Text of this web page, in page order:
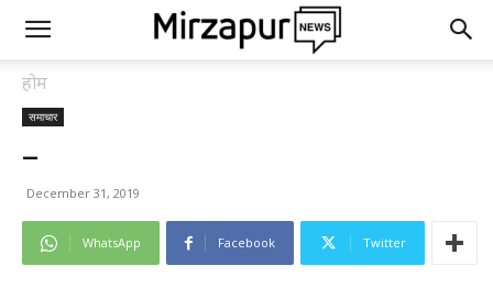
होम
समाचार
–
December 31, 2019
WhatsApp Facebook Twitter